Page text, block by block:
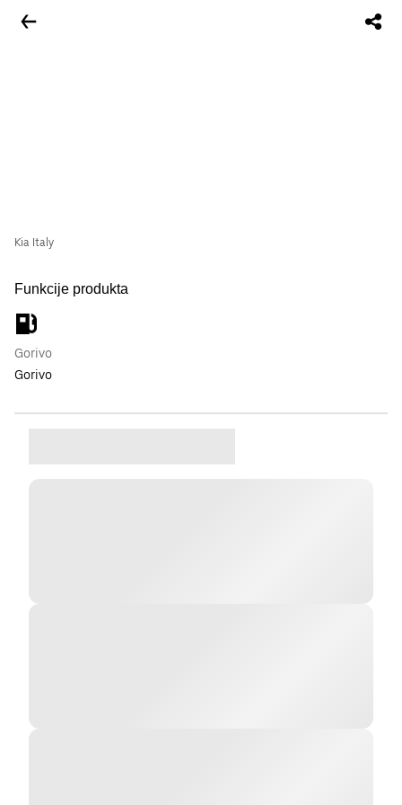
Kia Italy
Funkcije produkta
Gorivo
Gorivo